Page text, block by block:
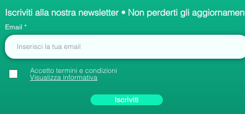
Iscriviti alla nostra newsletter • Non perderti gli
Email
Accetto termini e condizioni
Visualizza informativa
Iscriviti